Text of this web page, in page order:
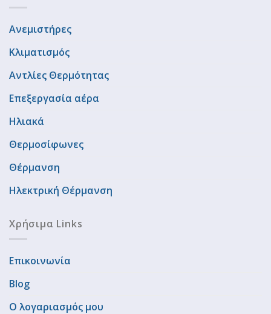
Ανεμιστήρες
Κλιματισμός
Αντλίες Θερμότητας
Επεξεργασία αέρα
Ηλιακά
Θερμοσίφωνες
Θέρμανση
Ηλεκτρική Θέρμανση
Χρήσιμα Links
Επικοινωνία
Blog
Ο λογαριασμός μου